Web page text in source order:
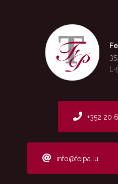
+352 20
info@feipa.lu